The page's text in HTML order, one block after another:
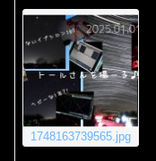
1748163739565.jpg